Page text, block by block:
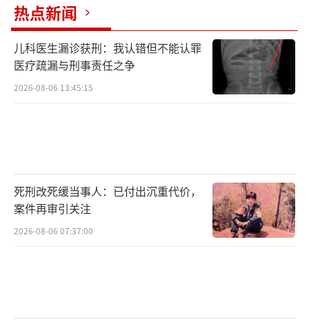
热点新闻
儿科医生漏诊获刑：我认错但不能认罪
医疗疏漏与刑事责任之争
2026-08-06 13:45:15
死刑改死缓当事人：已付出沉重代价，
案件再审引关注
2026-08-06 07:37:00